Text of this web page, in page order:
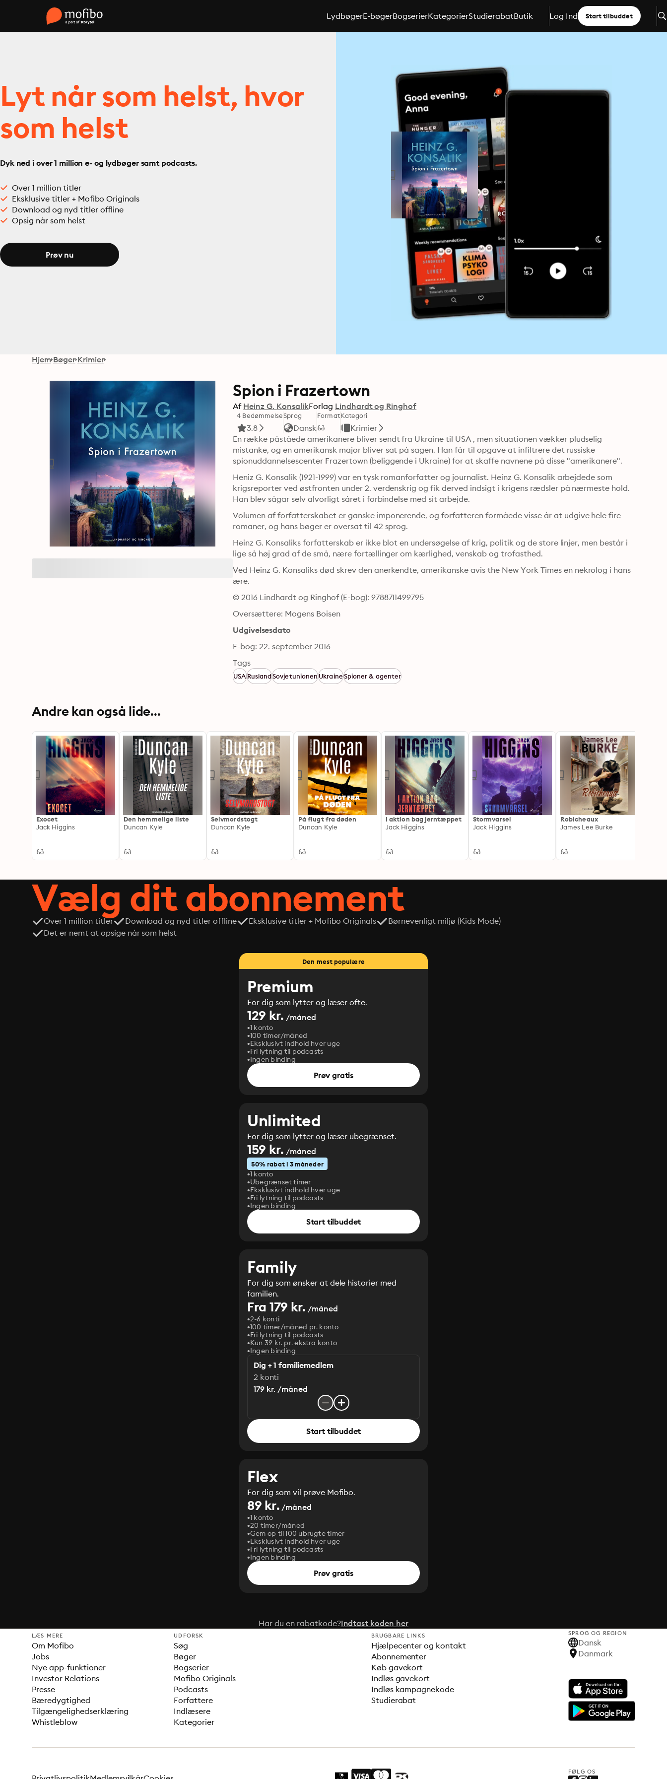
LydbøgerE-bøgerBogserierKategorierStudierabatButik Log Ind Start tilbuddet
Lyt når som helst, hvor
som helst
Dyk ned i over 1 million e- og lydbøger samt podcasts.
Over 1 million titler
Eksklusive titler + Mofibo Originals
Download og nyd titler offline
Opsig når som helst
Prøv nu
Hjem Bøger Krimier
Spion i Frazertown
Af Heinz G. KonsalikForlag Lindhardt og Ringhof
4 Bedømmelse
3.8
Sprog
Dansk
FormatKategori
Krimier
En række påståede amerikanere bliver sendt fra Ukraine til USA , men situationen vækker pludselig
mistanke, og en amerikansk major bliver sat på sagen. Han får til opgave at infiltrere det russiske
spionuddannelsescenter Frazertown (beliggende i Ukraine) for at skaffe navnene på disse "amerikanere".
Heniz G. Konsalik (1921-1999) var en tysk romanforfatter og journalist. Heinz G. Konsalik arbejdede som
krigsreporter ved østfronten under 2. verdenskrig og fik derved indsigt i krigens rædsler på nærmeste hold.
Volumen af forfatterskabet er ganske imponerende, og forfatteren formåede visse år at udgive hele fire
Heinz G. Konsaliks forfatterskab er ikke blot en undersøgelse af krig, politik og de store linjer, men består i
Ved Heinz G. Konsaliks død skrev den anerkendte, amerikanske avis the New York Times en nekrolog i hans
ære.
© 2016 Lindhardt og Ringhof (E-bog): 9788711499795
Oversættere: Mogens Boisen
Udgivelsesdato
E-bog: 22. september 2016
Tags
USARuslandSovjetunionenUkraineSpioner & agenter
Andre kan også lide...
Exocet
Jack Higgins
Den hemmelige liste
Duncan Kyle
Selvmordstogt
Duncan Kyle
På flugt fra døden
Duncan Kyle
I aktion bag jerntæppet
Jack Higgins
Stormvarsel
Jack Higgins
Robicheaux
James Lee Burke
Vælg dit abonnement
Over 1 million titler Download og nyd titler offline Eksklusive titler + Mofibo Originals
Børnevenligt miljø (Kids Mode)
Det er nemt at opsige når som helst
Den mest populære
Premium
For dig som lytter og læser ofte.
129 kr. /måned
1 konto
100 timer/måned
Eksklusivt indhold hver uge
Fri lytning til podcasts
Ingen binding
Prøv gratis
Unlimited
For dig som lytter og læser ubegrænset.
159 kr. /måned
50% rabat i 3 måneder
1 konto
Ubegrænset timer
Eksklusivt indhold hver uge
Fri lytning til podcasts
Ingen binding
Start tilbuddet
Family
For dig som ønsker at dele historier med
familien.
Fra 179 kr. /måned
2-6 konti
100 timer/måned pr. konto
Fri lytning til podcasts
Kun 39 kr. pr. ekstra konto
Ingen binding
Dig + 1 familiemedlem
2 konti
179 kr. /måned
Start tilbuddet
Flex
For dig som vil prøve Mofibo.
89 kr. /måned
1 konto
20 timer/måned
Gem op til 100 ubrugte timer
Eksklusivt indhold hver uge
Fri lytning til podcasts
Ingen binding
Prøv gratis
Har du en rabatkode?Indtast koden her
LÆS MERE
Om Mofibo
Jobs
Nye app-funktioner
Investor Relations
Presse
Bæredygtighed
Tilgængelighedserklæring
Whistleblow
UDFORSK
Søg
Bøger
Bogserier
Mofibo Originals
Podcasts
Forfattere
Indlæsere
Kategorier
BRUGBARE LINKS
Hjælpecenter og kontakt
Abonnementer
Køb gavekort
Indløs gavekort
Indløs kampagnekode
Studierabat
SPROG OG REGION
Dansk
Danmark
FØLG OS